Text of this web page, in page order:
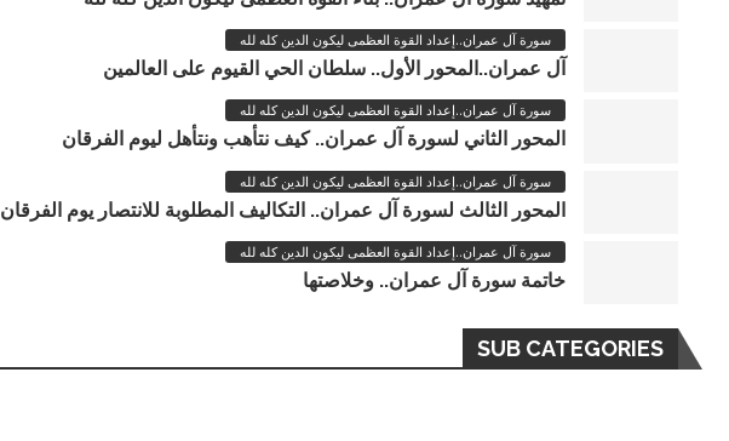
سورة آل عمران..إعداد القوة العظمى ليكون الدين كله لله
آل عمران..المحور الأول.. سلطان الحي القيوم على العالمين
سورة آل عمران..إعداد القوة العظمى ليكون الدين كله لله
المحور الثاني لسورة آل عمران.. كيف نتأهب ونتأهل ليوم الفرقان
سورة آل عمران..إعداد القوة العظمى ليكون الدين كله لله
المحور الثالث لسورة آل عمران.. التكاليف المطلوبة للانتصار يوم الفرقان
سورة آل عمران..إعداد القوة العظمى ليكون الدين كله لله
خاتمة سورة آل عمران.. وخلاصتها
SUB CATEGORIES